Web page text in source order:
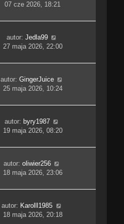
07 cze 2026, 18:21
autor: Jedla99
27 maja 2026, 22:00
autor: GingerJuice
25 maja 2026, 10:24
autor: byry1987
19 maja 2026, 08:20
autor: oliwier256
18 maja 2026, 23:06
autor: Karolll1985
18 maja 2026, 20:18